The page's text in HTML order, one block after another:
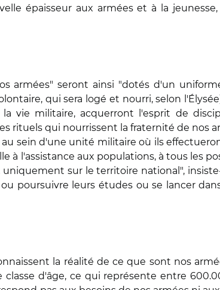
épaisseur aux armées et à la
armées" seront ainsi "dotés d'un
qui sera logé et nourri, selon
vie militaire, acquerront l'esprit de
rituels qui nourrissent la fraternité de nos
sein d'une unité militaire où ils
à l'assistance aux populations, à tous les
sur le territoire national",
poursuivre leurs études ou se lancer
la réalité de ce que sont nos
d'âge, ce qui représente entre